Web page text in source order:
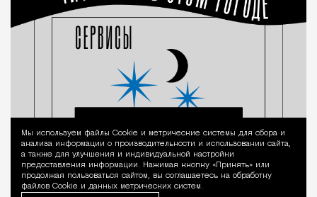
Уведомление
Мы используем файлы Сookie и метрические системы для сбора и
анализа информации о производительности и использовании сайта,
а также для улучшения и индивидуальной настройки
предоставления информации. Нажимая кнопку «Принять» или
продолжая пользоваться сайтом, вы соглашаетесь на обработку
файлов Cookie и данных метрических систем.